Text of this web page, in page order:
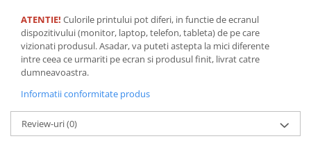
ATENTIE! Culorile printului pot diferi, in functie de ecranul
dispozitivului (monitor, laptop, telefon, tableta) de pe care
vizionati produsul. Asadar, va puteti astepta la mici diferente
intre ceea ce urmariti pe ecran si produsul finit, livrat catre
dumneavoastra.
Informatii conformitate produs
Review-uri(0)